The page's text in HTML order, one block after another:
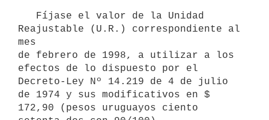
Reajustable (U.R.) correspondiente al
mes
de febrero de 1998, a utilizar a los
efectos de lo dispuesto por el
Decreto-Ley Nº 14.219 de 4 de julio
de 1974 y sus modificativos en $
172,90 (pesos uruguayos ciento